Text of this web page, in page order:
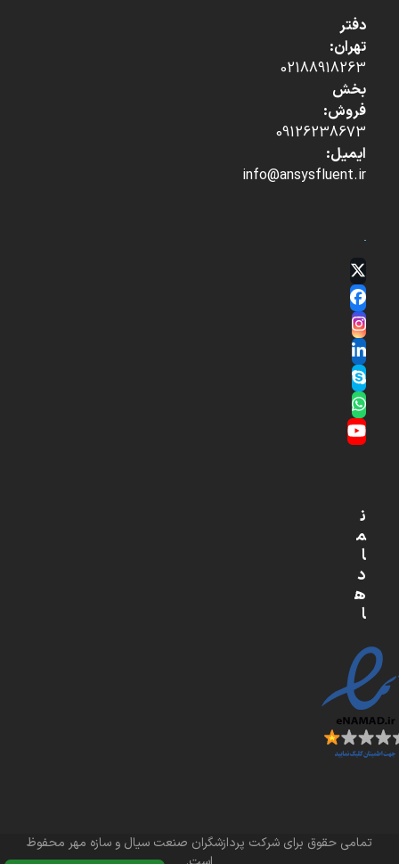
دفتر
تهران:
02188918263
بخش
فروش:
09126238673
ایمیل:
info@ansysfluent.ir
Twitter
(deprecated)
Facebook
Instagram
LinkedIn
Skype
Whatsapp
YouTube
ن
م
ا
د
ه
ا
تمامی حقوق برای شرکت پردازشگران صنعت سیال و سازه مهر محفوظ